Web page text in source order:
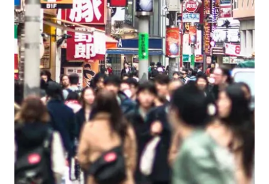
Programmes
Nos offres
Bureaux
Trouver un bureau
A propos de nous
Qui sommes-nous ?
EF recrute
Rejoignez nos équipes